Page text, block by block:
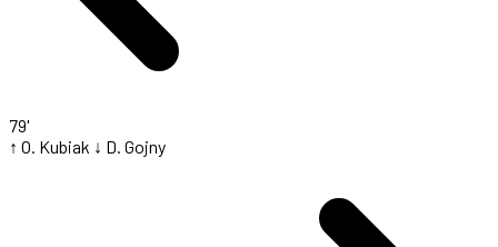
79'
↑ O. Kubiak ↓ D. Gojny